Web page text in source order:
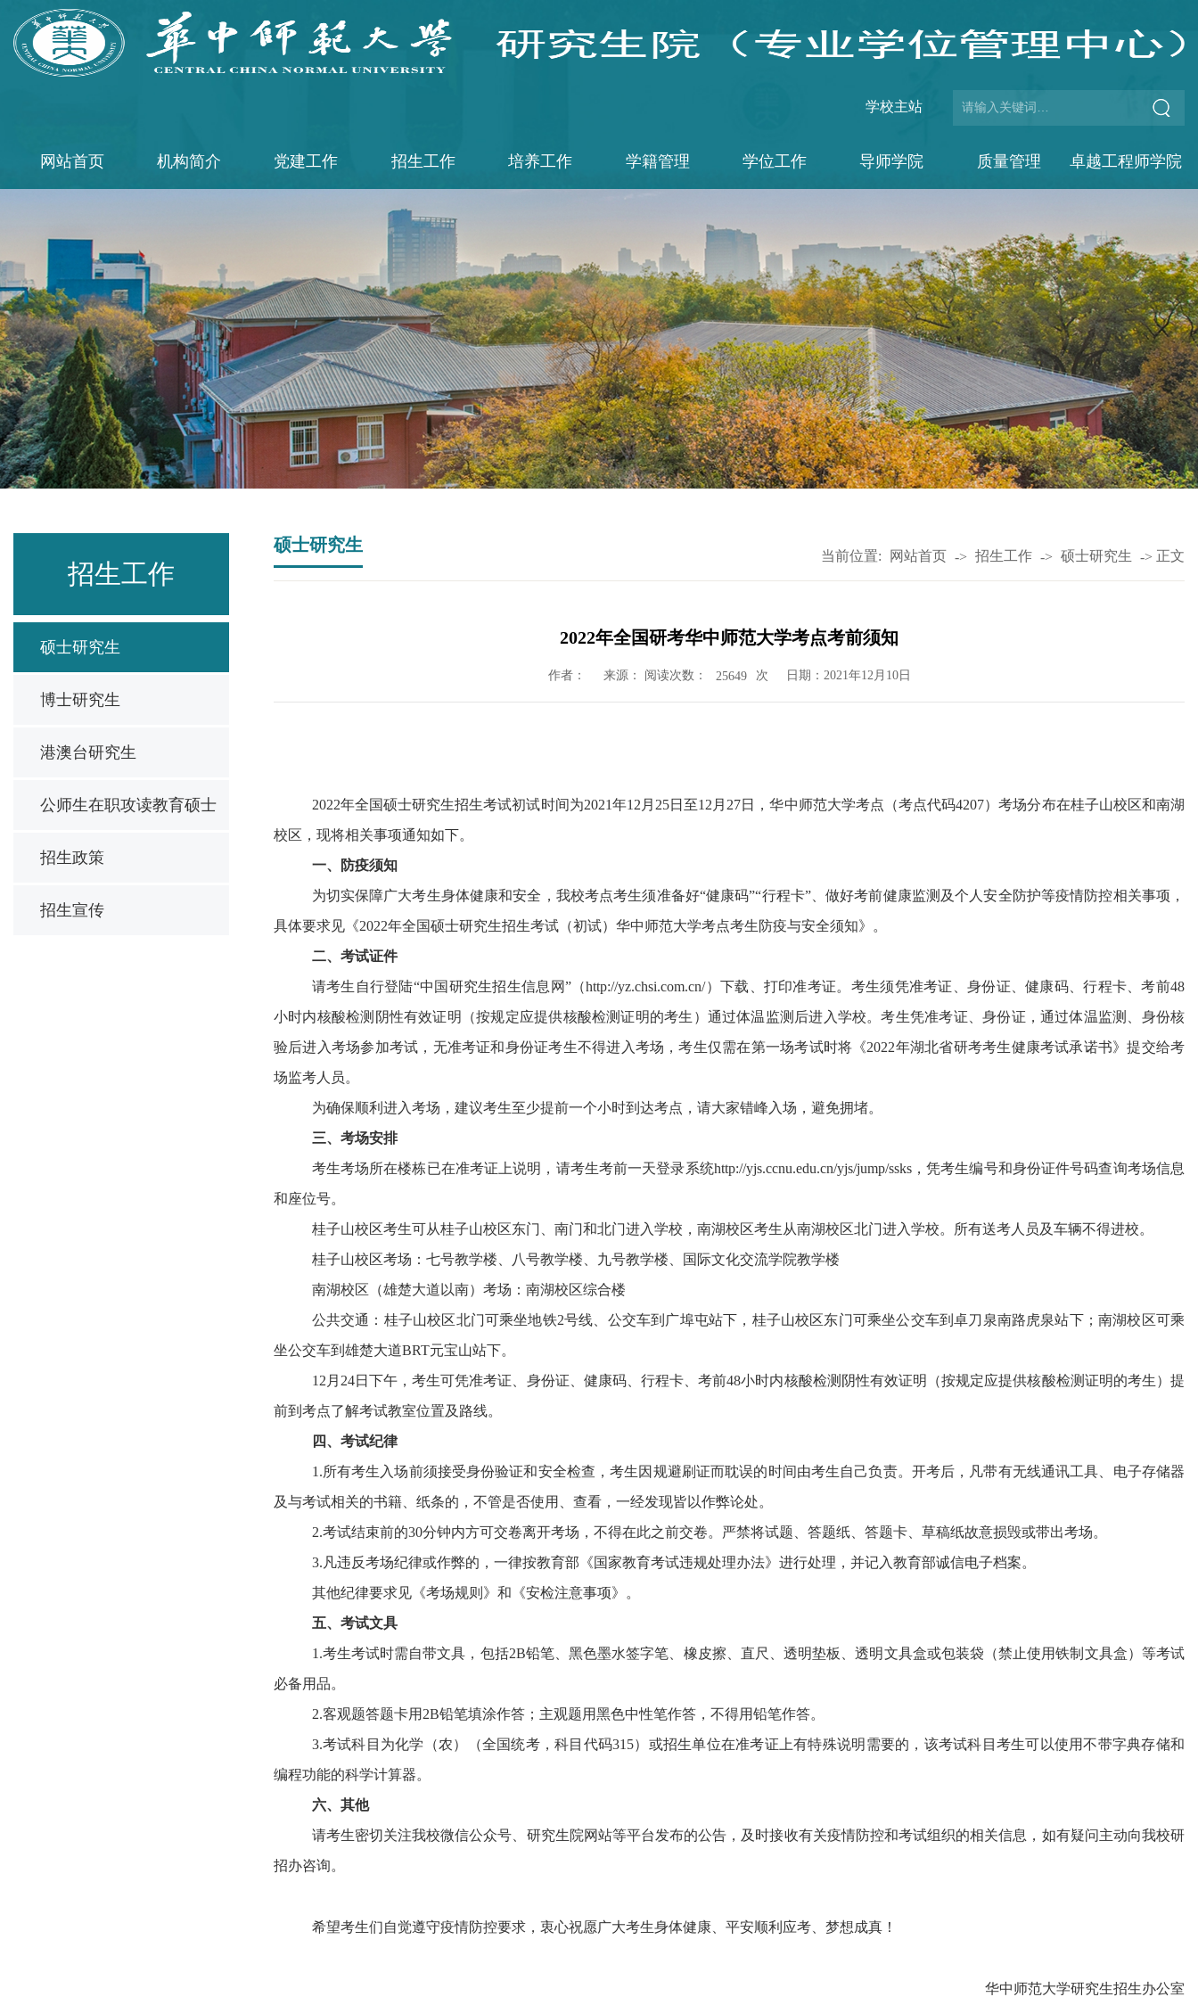
学校主站
网站首页 机构简介 党建工作 招生工作 培养工作 学籍管理 学位工作 导师学院 质量管理 卓越工程师学院
招生工作
硕士研究生
博士研究生
港澳台研究生
公师生在职攻读教育硕士
招生政策
招生宣传
硕士研究生
当前位置: 网站首页 -> 招生工作 -> 硕士研究生 -> 正文
2022年全国研考华中师范大学考点考前须知
作者： 来源： 阅读次数： 25649 次 日期：2021年12月10日
2022年全国硕士研究生招生考试初试时间为2021年12月25日至12月 27日 ，华中师范大学考点（考点代码4207）考场分布在桂子山校区和南湖
校区，现将相关事项通知如下。
一、防疫须知
为切实保障广大考生身体健康和安全， 我校考点考生须准备好“健康码”“行程卡”、做好考前健康监测及个人安全防护等疫情防控相关事项，
具体要求见《2022年全国硕士研究生招生考试（初试）华中师范大学考点考生防疫与安全须知》。
二、考试证件
请考生自行登陆“中国研究生招生信息网”（http://yz.chsi.com.cn/）下载、打印准考证。 考生须凭准考证、身份证、健康码 、行程卡、考前48
小时内核酸检测阴性有效证明（按规定应提供核酸检测证明的考生） 通过体温监测后进入学校。考生凭准考证、身份证，通过体温监测、身份核
验后进入考场参加考试，无准考证和身份证考生不得进入考场 ，考生仅需在第一场考试时将 《2022年湖北省研考考生健康考试承诺书》提交给考
场监考 人员。
为确保顺利进入考场，建议考生至少提前一个小时到达考点，请大家错峰入场，避免拥堵。
三、考场安排
考生考场所在楼栋已在准考证上说明，请考生考前一天登录系统http://yjs.ccnu.edu.cn/yjs/jump/ssks，凭考生编号和身份证件号码查询考场信息
和座位号。
桂子山校区考生可从桂子山校区东门、南门和北门进入学校，南湖校区考生从南湖校区北门进入学校。所有送考人员及车辆不得进校。
桂子山校区考场 ：七号教学楼、八号教学楼、九号教学楼、国际文化交流学院教学楼
南湖校区（雄楚大道以南） 考场 ：南湖校区综合楼
公共交通：桂子山校区北门可乘坐地铁2号线、公交车到广埠屯站下，桂子山校区东门可乘坐公交车到卓刀泉南路虎泉站下；南湖校区可乘
坐公交车到雄楚大道BRT元宝山站下。
12月24日下午，考生可凭准考证、身份证、健康码、行程卡、考前48小时内核酸检测阴性有效证明（按规定应提供核酸检测证明的考生）提
前到考点了解考试教室位置及路线。
四、考试纪律
1.所有考生入场前须接受身份验证和安全检查，考生因规避刷证而耽误的时间由考生自己负责。开考后，凡带有无线通讯工具、电子存储器
及与考试相关的书籍、纸条的，不管是否使用、查看，一经发现皆以作弊论处。
2.考试结束前的30分钟内方可交卷离开考场，不得在此之前交卷。严禁将试题、答题纸、答题卡、草稿纸故意损毁或带出考场。
3.凡违反考场纪律或作弊的，一律按教育部《国家教育考试违规处理办法》进行处理，并记入教育部诚信电子档案。
其他纪律要求见《考场规则》 和《安检注意事项》
。
五、考试文具
1.考生考试时需自带文具，包括2B铅笔、黑色墨水签字笔、橡皮擦、直尺、透明垫板、透明文具盒或包装袋（禁止使用铁制文具盒）等考试
必备用品。
2.客观题答题卡用2B铅笔填涂作答；主观题用黑色中性笔作答，不得用铅笔作答。
3.考试科目为化学（农）（全国统考，科目代码315）或招生单位在准考证上有特殊说明需要的，该考试科目考生可以使用不带字典存储和
编程功能的科学计算器。
六、其他
请考生密切关注我校微信公众号 、研究生院网站等平台发布的公告，及时接收有关疫情防控和考试组织的相关信息，如有疑问主动向我校研
招办咨询。
希望考生们自觉遵守疫情防控要求，衷心祝愿广大考生身体健康、平安顺利应考、梦想成真！
华中师范大学研究生招生办公室